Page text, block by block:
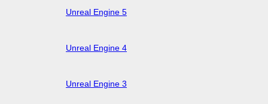
Unreal Engine 5
Unreal Engine 4
Unreal Engine 3